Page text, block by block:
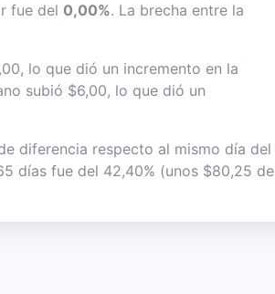
fue del 0,00%. La brecha entre la
lo que dió un incremento en la
subió $6,00, lo que dió un
diferencia respecto al mismo día del
días fue del 42,40% (unos $80,25 de